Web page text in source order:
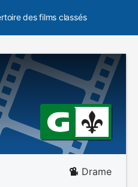
des films classés
Drame